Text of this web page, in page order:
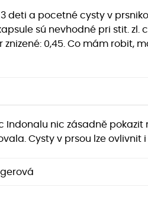
deti a pocetné cysty v
sú nevhodné pri stit.
znizené: 0,45. Co mám robit,
Indonalu nic zásadně
Cysty v prsou lze